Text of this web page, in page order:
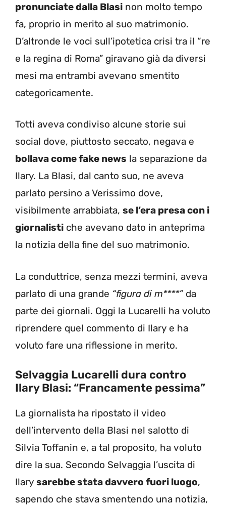
pronunciate dalla Blasi non molto tempo
fa, proprio in merito al suo matrimonio.
D’altronde le voci sull’ipotetica crisi tra il “re
e la regina di Roma” giravano già da diversi
mesi ma entrambi avevano smentito
categoricamente.
Totti aveva condiviso alcune storie sui
social dove, piuttosto seccato, negava e
bollava come fake news la separazione da
Ilary. La Blasi, dal canto suo, ne aveva
parlato persino a Verissimo dove,
visibilmente arrabbiata, se l’era presa con i
giornalisti che avevano dato in anteprima
la notizia della fine del suo matrimonio.
La conduttrice, senza mezzi termini, aveva
parlato di una grande “figura di m****”da
parte dei giornali. Oggi la Lucarelli ha voluto
riprendere quel commento di Ilary e ha
voluto fare una riflessione in merito.
Selvaggia Lucarelli dura contro
Ilary Blasi: “Francamente pessima”
La giornalista ha ripostato il video
dell’intervento della Blasi nel salotto di
Silvia Toffanin e, a tal proposito, ha voluto
dire la sua. Secondo Selvaggia l’uscita di
Ilary sarebbe stata davvero fuori luogo,
sapendo che stava smentendo una notizia,